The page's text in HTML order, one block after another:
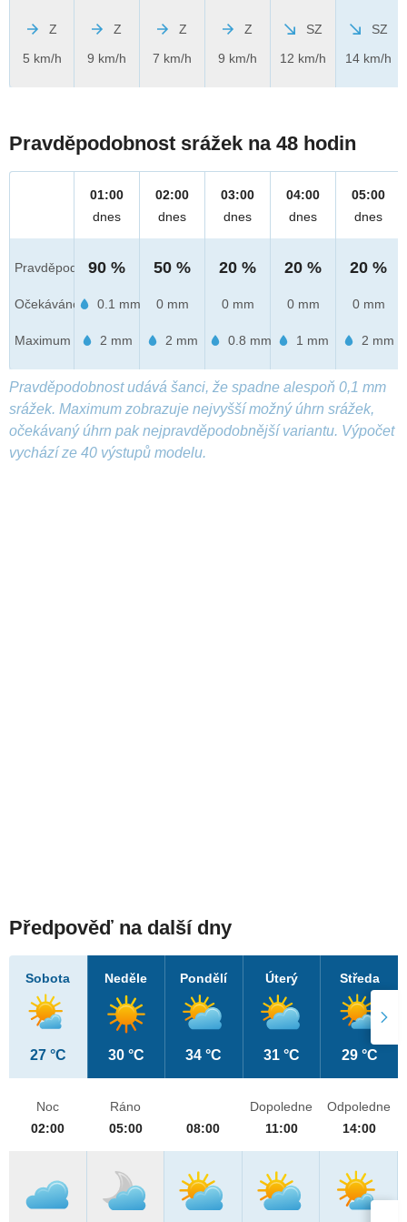
Z
5 km/h
Z
9 km/h
Z
7 km/h
Z
9 km/h
SZ
12 km/h
SZ
14 km/h
Pravděpodobnost srážek na 48 hodin
Pravděpod.
Očekáváno
Maximum
01:00
dnes
90 %
0.1 mm
2 mm
02:00
dnes
50 %
0 mm
2 mm
03:00
dnes
20 %
0 mm
0.8 mm
04:00
dnes
20 %
0 mm
1 mm
05:00
dnes
20 %
0 mm
2 mm
Pravděpodobnost udává šanci, že spadne alespoň 0,1 mm
srážek. Maximum zobrazuje nejvyšší možný úhrn srážek,
očekávaný úhrn pak nejpravděpodobnější variantu. Výpočet
vychází ze 40 výstupů modelu.
Předpověď na další dny
Sobota
27 °C
Neděle
30 °C
Pondělí
34 °C
Úterý
31 °C
Středa
29 °C
Noc
02:00
Ráno
05:00
08:00
Dopoledne
11:00
Odpoledne
14:00